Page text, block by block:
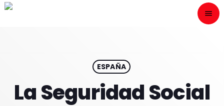
menu
play_arrow
ESPAÑA
La Seguridad Social